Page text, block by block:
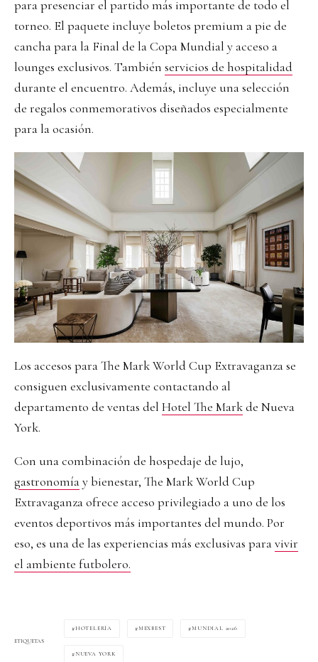
para presenciar el partido más importante de todo el
torneo. El paquete incluye boletos premium a pie de
cancha para la Final de la Copa Mundial y acceso a
lounges exclusivos. También servicios de hospitalidad
durante el encuentro. Además, incluye una selección
de regalos conmemorativos diseñados especialmente
para la ocasión.
Los accesos para The Mark World Cup Extravaganza se
consiguen exclusivamente contactando al
departamento de ventas del Hotel The Markde Nueva
York.
Con una combinación de hospedaje de lujo,
gastronomíay bienestar, The Mark World Cup
Extravaganza ofrece acceso privilegiado a uno de los
eventos deportivos más importantes del mundo. Por
eso, es una de las experiencias más exclusivas paravivir
el ambiente futbolero.
ETIQUETAS
HOTELERÍA MEXBEST MUNDIAL 2026
NUEVA YORK